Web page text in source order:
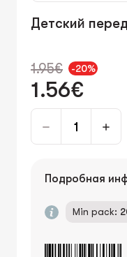
Детский
1.95€ -20%
1.56€
Подробная
Min pack: